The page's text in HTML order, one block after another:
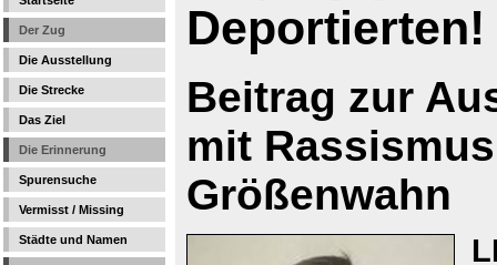
Der Zug
Die Ausstellung
Die Strecke
Das Ziel
Die Erinnerung
Spurensuche
Vermisst / Missing
Städte und Namen
Deportierten!
Beitrag zur
mit
Größenwahn